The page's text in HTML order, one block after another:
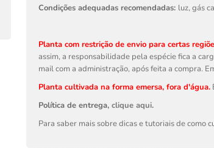
Condições adequadas recomendadas: luz, gás
Planta com restrição de envio para certas
assim, a responsabilidade pela espécie fica a
mail com a administração, após feita a compra.
Planta cultivada na forma emersa, fora d'água.
Política de entrega, clique aqui.
Para saber mais sobre dicas e tutoriais de